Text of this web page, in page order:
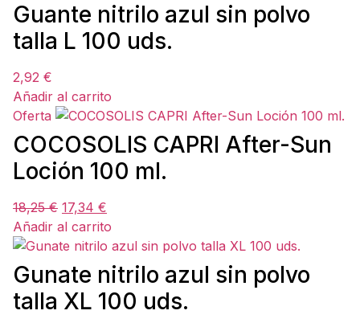
Guante nitrilo azul sin polvo
talla L 100 uds.
2,92 €
Añadir al carrito
Oferta
COCOSOLIS CAPRI After-Sun
Loción 100 ml.
18,25€ 17,34 €
Añadir al carrito
Gunate nitrilo azul sin polvo
talla XL 100 uds.